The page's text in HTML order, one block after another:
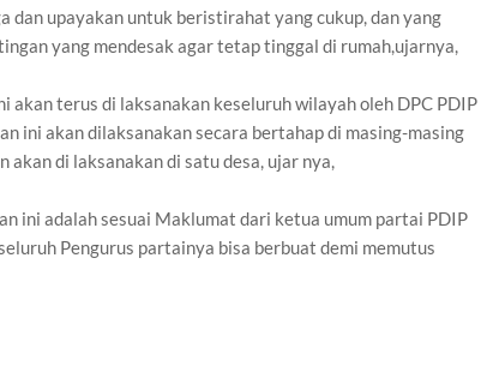
dan upayakan untuk beristirahat yang cukup, dan yang
yang mendesak agar tetap tinggal di rumah,ujarnya,
akan terus di laksanakan keseluruh wilayah oleh DPC PDIP
ini akan dilaksanakan secara bertahap di masing-masing
akan di laksanakan di satu desa, ujar nya,
ini adalah sesuai Maklumat dari ketua umum partai PDIP
Pengurus partainya bisa berbuat demi memutus